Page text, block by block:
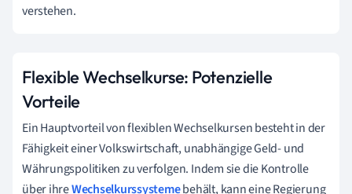
verstehen.
Flexible Wechselkurse: Potenzielle
Vorteile
Ein Hauptvorteil von flexiblen Wechselkursen besteht in der
Fähigkeit einer Volkswirtschaft, unabhängige Geld- und
Währungspolitiken zu verfolgen. Indem sie die Kontrolle
über ihreWechselkurssystemebehält, kann eine Regierung